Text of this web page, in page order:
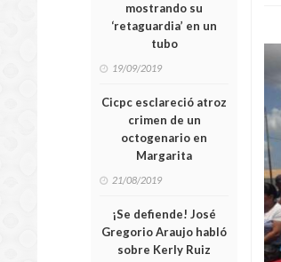
mostrando su
‘retaguardia’ en un
tubo
19/09/2019
Cicpc esclareció atroz
crimen de un
octogenario en
Margarita
21/08/2019
¡Se defiende! José
Gregorio Araujo habló
sobre Kerly Ruiz